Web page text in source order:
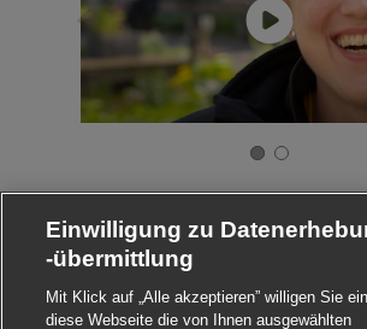
Einwilligung zu
-übermittlung
Mit Klick auf „Alle akzeptieren” willigen Sie
diese Webseite die von Ihnen ausgewählten